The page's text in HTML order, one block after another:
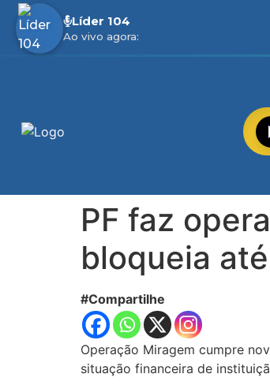
PF faz
bloqueia
#Compartilhe
Operação Miragem cumpre
situação financeira de
Líder 104
Ao vivo agora: